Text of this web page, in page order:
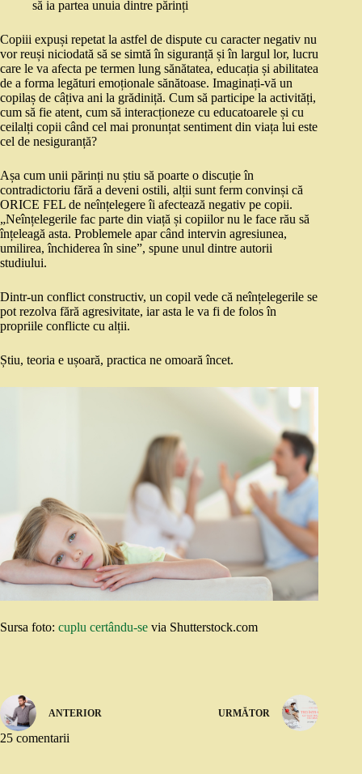
să ia partea unuia dintre părinți
Copiii expuși repetat la astfel de dispute cu caracter negativ nu
vor reuși niciodată să se simtă în siguranță și în largul lor, lucru
care le va afecta pe termen lung sănătatea, educația și abilitatea
de a forma legături emoționale sănătoase. Imaginați-vă un
copilaș de câțiva ani la grădiniță. Cum să participe la activități,
cum să fie atent, cum să interacționeze cu educatoarele și cu
ceilalți copii când cel mai pronunțat sentiment din viața lui este
cel de nesiguranță?
Așa cum unii părinți nu știu să poarte o discuție în
contradictoriu fără a deveni ostili, alții sunt ferm convinși că
ORICE FEL de neînțelegere îi afectează negativ pe copii.
„Neînțelegerile fac parte din viață și copiilor nu le face rău să
înțeleagă asta. Problemele apar când intervin agresiunea,
umilirea, închiderea în sine”, spune unul dintre autorii
studiului.
Dintr-un conflict constructiv, un copil vede că neînțelegerile se
pot rezolva fără agresivitate, iar asta le va fi de folos în
propriile conflicte cu alții.
Știu, teoria e ușoară, practica ne omoară încet.
Sursa foto: cuplu certându-se via Shutterstock.com
ANTERIOR URMĂTOR
25 comentarii